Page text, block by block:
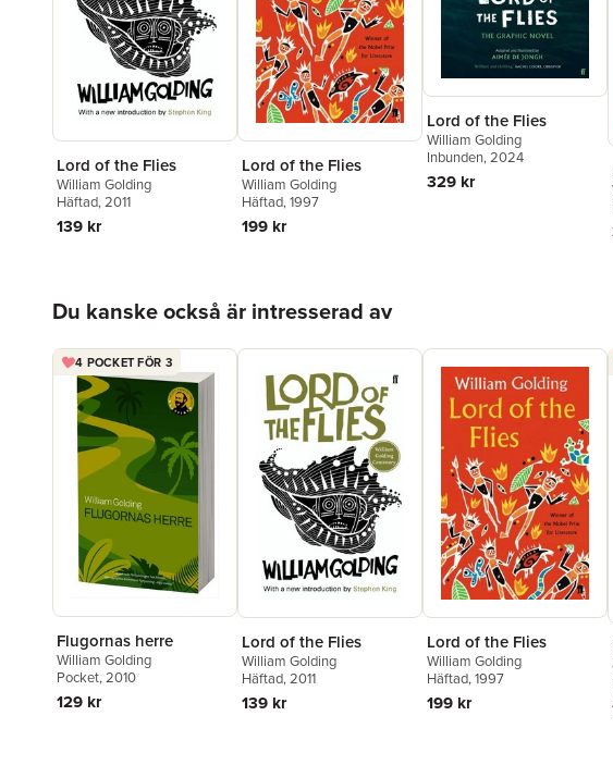
Lord of the Flies
William Golding
Häftad, 2011
139 kr
Lord of the Flies
William Golding
Häftad, 1997
199 kr
Lord of the Flies
William Golding
Inbunden, 2024
329 kr
Du kanske också är intresserad av
4 POCKET FÖR 3
Flugornas herre
William Golding
Pocket, 2010
129 kr
Lord of the Flies
William Golding
Häftad, 2011
139 kr
Lord of the Flies
William Golding
Häftad, 1997
199 kr